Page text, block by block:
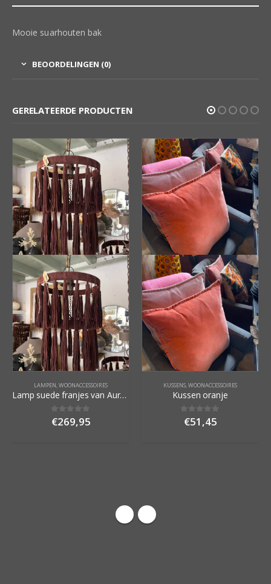
Mooie suarhouten bak
BEOORDELINGEN (0)
GERELATEERDE PRODUCTEN
LAMPEN,WOONACCESSOIRES
Lamp suede franjes van Aura peepercorn
0out of 5
€269,95
KUSSENS,WOONACCESSOIRES
Kussen oranje
out of 5
€51,45